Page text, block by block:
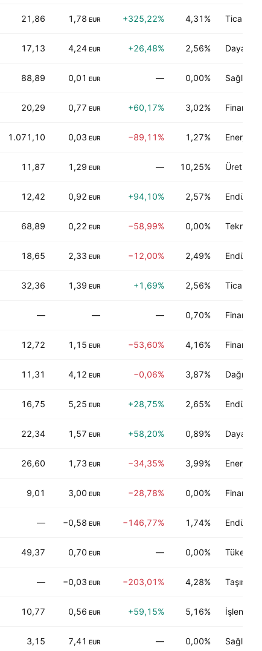
21,86 1,78 EUR +325,22% 4,31% Ticari
17,13 4,24 EUR +26,48% 2,56%
88,89 0,01 EUR — 0,00% Sağlık
20,29 0,77 EUR +60,17% 3,02% Finans
1.071,10 0,03 EUR −89,11% 1,27% Enerji-
11,87 1,29 EUR — 10,25% Üretici
12,42 0,92 EUR +94,10% 2,57%
68,89 0,22 EUR −58,99% 0,00%
18,65 2,33 EUR −12,00% 2,49%
32,36 1,39 EUR +1,69% 2,56% Ticari
— — — 0,70% Finans
12,72 1,15 EUR −53,60% 4,16% Finans
11,31 4,12 EUR −0,06% 3,87% Dağıtım
16,75 5,25 EUR +28,75% 2,65%
22,34 1,57 EUR +58,20% 0,89%
26,60 1,73 EUR −34,35% 3,99% Enerji-
9,01 3,00 EUR −28,78% 0,00% Finans
— −0,58 EUR −146,77% 1,74%
49,37 0,70 EUR — 0,00% Tüketici
— −0,03 EUR −203,01% 4,28%
10,77 0,56 EUR +59,15% 5,16%
3,15 7,41 EUR — 0,00% Sağlık